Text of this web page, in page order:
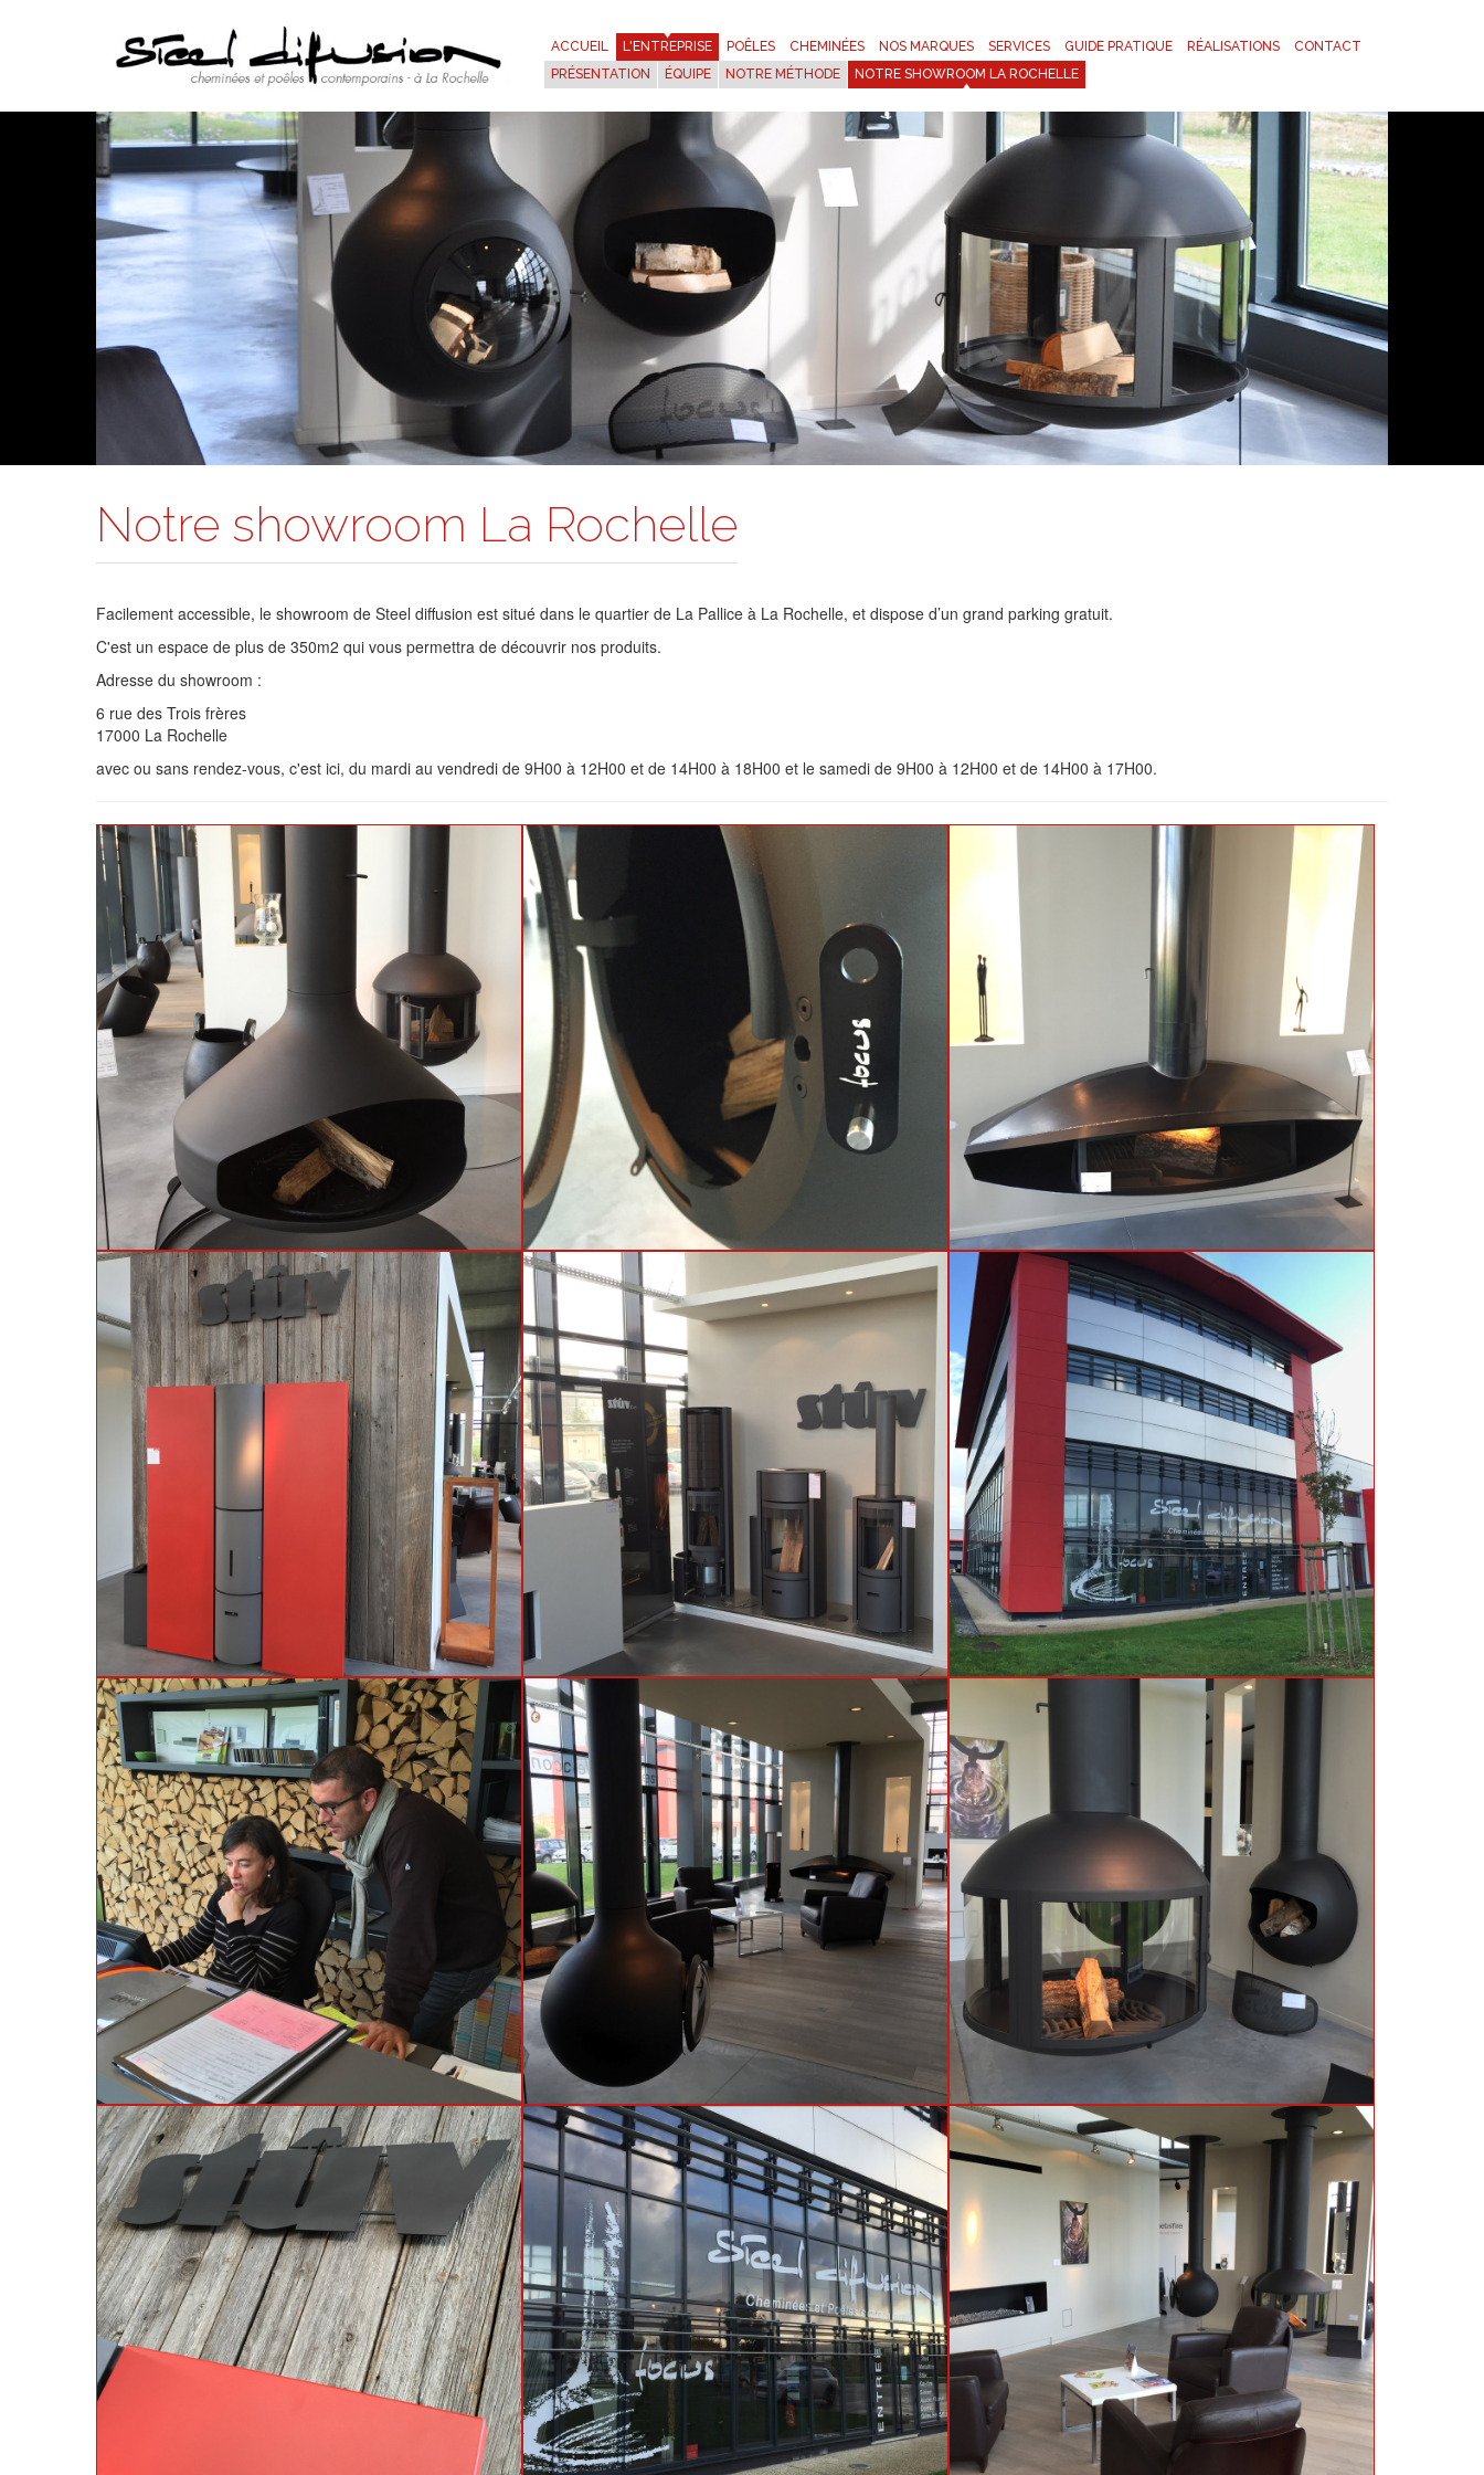
ACCUEIL L'ENTREPRISE POÊLES CHEMINÉES NOS MARQUES SERVICES GUIDE PRATIQUE RÉALISATIONS
CONTACT
PRÉSENTATION
ÉQUIPE NOTRE MÉTHODE NOTRE SHOWROOM LA ROCHELLE
Notre showroom La Rochelle
Facilement accessible, le showroom de Steel diffusion est situé dans le quartier de La Pallice à La Rochelle, et dispose d’un grand parking gratuit.
C'est un espace de plus de 350m2 qui vous permettra de découvrir nos produits.
Adresse du showroom :
6 rue des Trois frères
17000 La Rochelle
avec ou sans rendez-vous, c'est ici, du mardi au vendredi de 9H00 à 12H00 et de 14H00 à 18H00 et le samedi de 9H00 à 12H00 et de 14H00 à 17H00.